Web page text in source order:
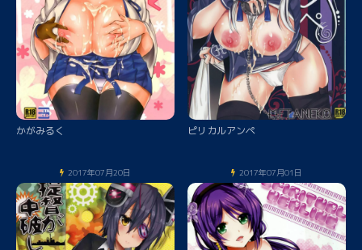
かがみるく ピリカルアンペ
2017年07月20日 2017年07月01日